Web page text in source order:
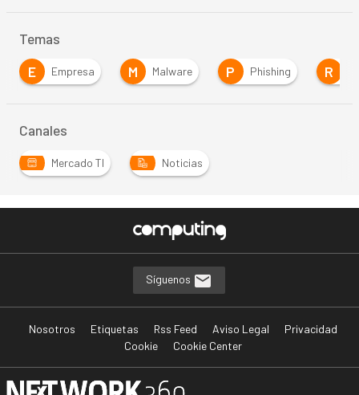
Temas
E
Empresa M Malware P Phishing R
Canales
Mercado TI Noticias
Síguenos
Nosotros Etiquetas Rss Feed Aviso Legal
Privacidad
Cookie
Cookie Center